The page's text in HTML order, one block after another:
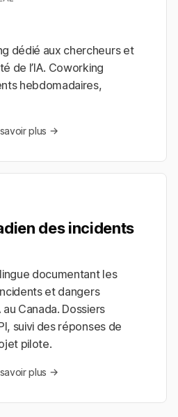
dédié aux chercheurs et
de l’IA. Coworking
hebdomadaires,
plus →
des incidents
documentant les
et dangers
Canada. Dossiers
suivi des réponses de
pilote.
plus →